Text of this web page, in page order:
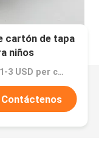
cartón de tapa
niños
Precio：1-3 USD per copy
Contáctenos